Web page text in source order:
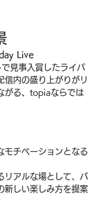
Live
で見事入賞したライバ
信内の盛り上がりがリ
がる、topiaならでは
モチベーションとなる
リアルな場として、バ
新しい楽しみ方を提案